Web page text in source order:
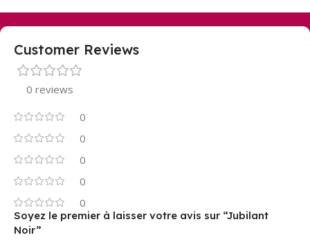
Customer Reviews
0 reviews
0
0
0
0
0
Soyez le premier à laisser votre avis sur “Jubilant
Noir”